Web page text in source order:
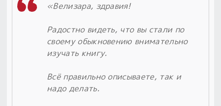
«Велизара, здравия!
Радостно видеть, что вы стали по
своему обыкновению внимательно
изучать книгу.
Всё правильно описываете, так и
надо делать.